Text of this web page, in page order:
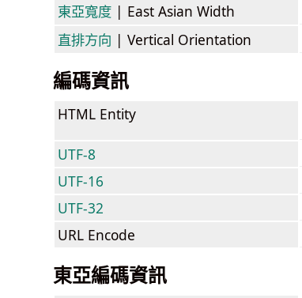
東亞寬度 | East Asian Width
直排方向 | Vertical Orientation
編碼資訊
HTML Entity
UTF-8
UTF-16
UTF-32
URL Encode
東亞編碼資訊